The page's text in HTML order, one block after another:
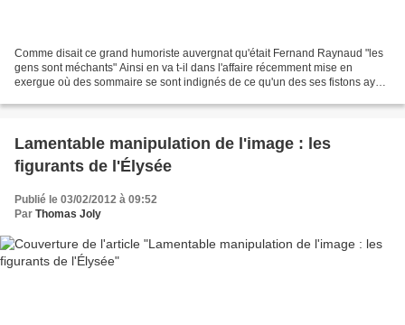
Comme disait ce grand humoriste auvergnat qu'était Fernand Raynaud "les
gens sont méchants" Ainsi en va t-il dans l'affaire récemment mise en
exergue où des sommaire se sont indignés de ce qu'un des ses fistons ayant
Lamentable manipulation de l'image : les
figurants de l'Élysée
Publié le 03/02/2012 à 09:52
Par Thomas Joly